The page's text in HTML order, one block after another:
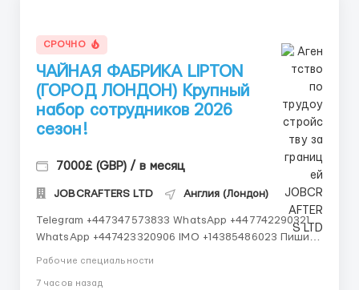
СРОЧНО
ЧАЙНАЯ ФАБРИКА LIPTON
(ГОРОД ЛОНДОН) Крупный
набор сотрудников 2026
сезон!
7000£ (GBP) / в месяц
JOBCRAFTERS LTD Англия (Лондон)
Telegram +447347573833 WhatsApp +447742290321
WhatsApp +447423320906 IMO +14385486023 Пишите
сразу на номера , Отклики обрабатываются в
Рабочие специальности
7 часов назад